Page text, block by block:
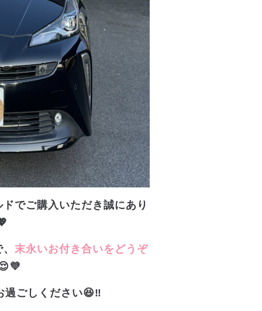
でご購入いただき誠にあり
末永いお付き合いをどうぞ
過ごしください😆‼️